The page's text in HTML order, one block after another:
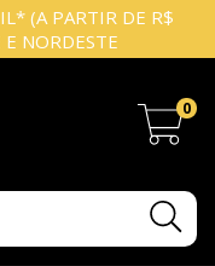
(A PARTIR DE R$
NORDESTE
0